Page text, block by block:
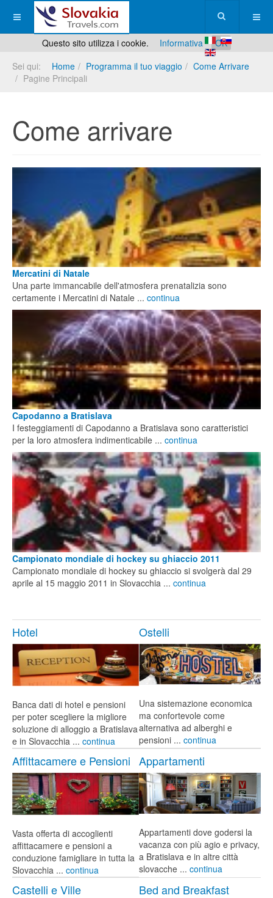
Questo sito utilizza i cookie. Informativa
OK
Sei qui:
Home Programma il tuo viaggio
Come Arrivare
Pagine Principali
Come arrivare
Mercatini di Natale
Una parte immancabile dell'atmosfera prenatalizia sono
certamente i Mercatini di Natale ... continua
Capodanno a Bratislava
I festeggiamenti di Capodanno a Bratislava sono caratteristici
per la loro atmosfera indimenticabile ... continua
Campionato mondiale di hockey su ghiaccio 2011
Campionato mondiale di hockey su ghiaccio si svolgerà dal 29
aprile al 15 maggio 2011 in Slovacchia ... continua
Hotel
Banca dati di hotel e pensioni
per poter scegliere la migliore
soluzione di alloggio a Bratislava
e in Slovacchia ... continua
Ostelli
Una sistemazione economica
ma confortevole come
alternativa ad alberghi e
pensioni ... continua
Affittacamere e Pensioni
Vasta offerta di accoglienti
affittacamere e pensioni a
conduzione famigliare in tutta la
Slovacchia ... continua
Appartamenti
Appartamenti dove godersi la
vacanza con più agio e privacy,
a Bratislava e in altre città
slovacche ... continua
Castelli e Ville Bed and Breakfast